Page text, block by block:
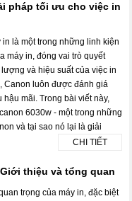
pháp tối ưu cho việc in
in là một trong những linh kiện
máy in, đóng vai trò quyết
và hiệu suất của việc in
Canon luôn được đánh giá
mãi. Trong bài viết này,
6030w - một trong những
và tại sao nó lại là giải
CHI TIẾT
thiệu và tổng quan
trọng của máy in, đặc biệt